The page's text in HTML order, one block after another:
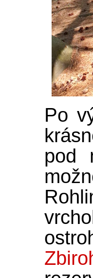
Po
pod